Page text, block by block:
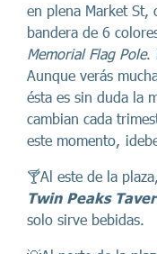
en plena Market St,
bandera de 6
Memorial Flag Pole.
Aunque verás
ésta es sin duda la
cambian cada
este momento,
🍸Al este de la
Twin Peaks
solo sirve bebidas.